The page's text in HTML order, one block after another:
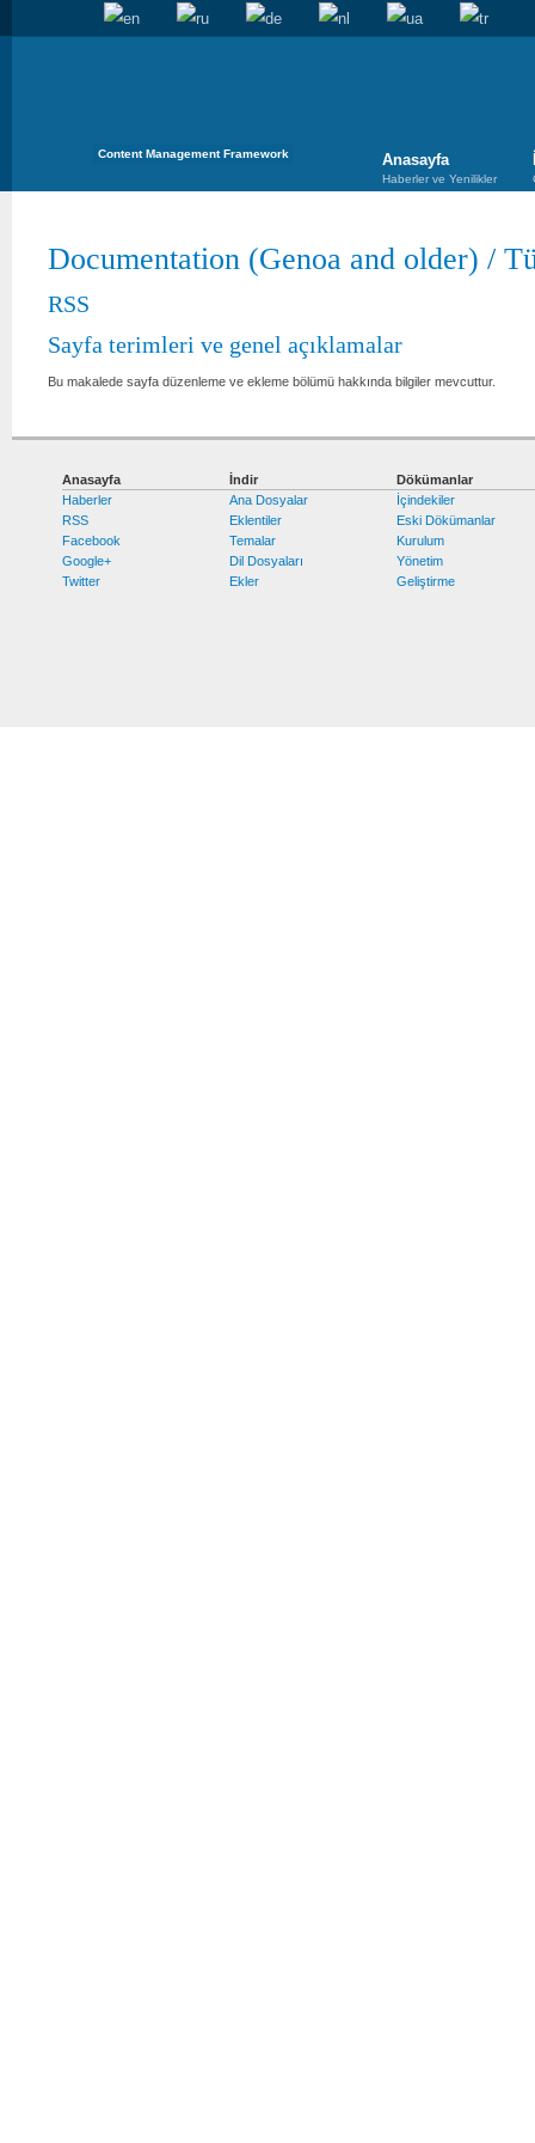
Content Management Framework Anasayfa
Haberler ve Yenilikler
Documentation (Genoa and older) /
RSS
Sayfa terimleri ve genel açıklamalar
Bu makalede sayfa düzenleme ve ekleme bölümü hakkında bilgiler mevcuttur.
Anasayfa
Haberler
RSS
Facebook
Google+
Twitter
İndir
Ana Dosyalar
Eklentiler
Temalar
Dil Dosyaları
Ekler
Dökümanlar
İçindekiler
Eski Dökümanlar
Kurulum
Yönetim
Geliştirme